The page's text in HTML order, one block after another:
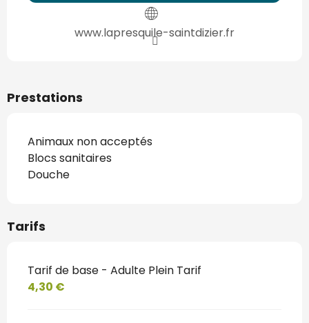
www.lapresquile-saintdizier.fr
Prestations
Animaux non acceptés
Blocs sanitaires
Douche
Tarifs
Tarif de base - Adulte Plein Tarif
4,30 €